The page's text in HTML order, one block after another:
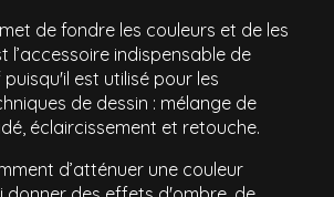
de fondre les couleurs et de les
l’accessoire indispensable de
est utilisé pour les
de dessin : mélange de
éclaircissement et retouche.
d’atténuer une couleur